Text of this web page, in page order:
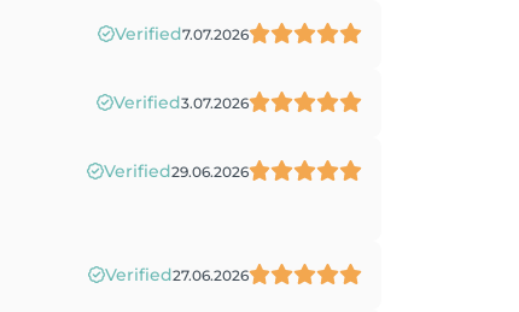
Verified7.07.2026
Verified3.07.2026
Verified29.06.2026
Verified27.06.2026